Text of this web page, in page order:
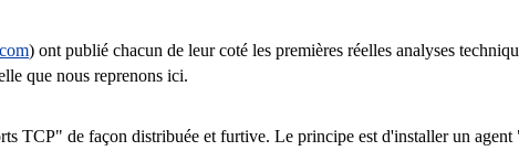
) ont publié chacun de leur coté les premières réelles analyses
que nous reprenons ici.
TCP" de façon distribuée et furtive. Le principe est d'installer un